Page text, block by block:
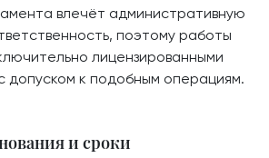
влечёт административную
поэтому работы
лицензированными
допуском к подобным операциям.
и сроки